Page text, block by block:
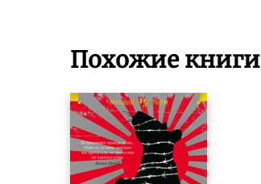
Похожие книги